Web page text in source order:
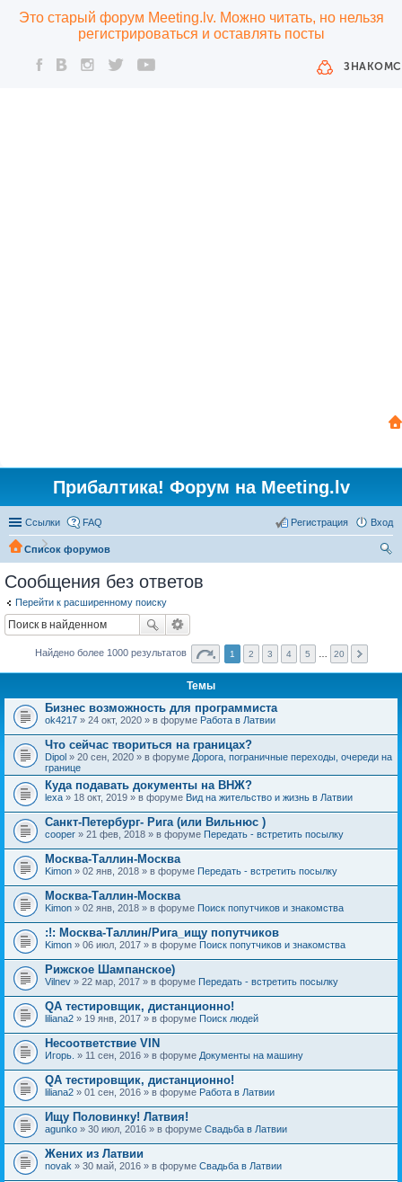
Это старый форум Meeting.lv. Можно читать, но нельзя
регистрироваться и оставлять посты
Прибалтика! Форум на Meeting.lv
Ссылки FAQ Вход
Регистрация
Список форумов
Сообщения без ответов
Перейти к расширенному поиску
Найдено более 1000 результатов 1 2 3 4 5 20
Темы
Бизнес возможность для программиста
ok4217 » 24 окт, 2020 » в форуме Работа в Латвии
Что сейчас твориться на границах?
Dipol » 20 сен, 2020 » в форуме Дорога, пограничные переходы, очереди на
границе
Куда подавать документы на ВНЖ?
lexa » 18 окт, 2019 » в форуме Вид на жительство и жизнь в Латвии
Санкт-Петербург- Рига (или Вильнюс )
cooper » 21 фев, 2018 » в форуме Передать - встретить посылку
Москва-Таллин-Москва
Kimon » 02 янв, 2018 » в форуме Передать - встретить посылку
Москва-Таллин-Москва
Kimon » 02 янв, 2018 » в форуме Поиск попутчиков и знакомства
:!: Москва-Таллин/Рига_ищу попутчиков
Kimon » 06 июл, 2017 » в форуме Поиск попутчиков и знакомства
Рижское Шампанское)
Vilnev » 22 мар, 2017 » в форуме Передать - встретить посылку
QA тестировщик, дистанционно!
liliana2 » 19 янв, 2017 » в форуме Поиск людей
Несоответствие VIN
Игорь. » 11 сен, 2016 » в форуме Документы на машину
QA тестировщик, дистанционно!
liliana2 » 01 сен, 2016 » в форуме Работа в Латвии
Ищу Половинку! Латвия!
agunko » 30 июл, 2016 » в форуме Свадьба в Латвии
Жених из Латвии
novak » 30 май, 2016 » в форуме Свадьба в Латвии